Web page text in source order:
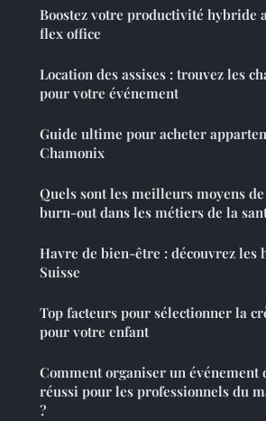
Boostez votre productivité hybride
flex office
Location des assises : trouvez les
pour votre événement
Guide ultime pour acheter
Chamonix
Quels sont les meilleurs moyens
burn-out dans les métiers de la
Havre de bien-être : découvrez les
Suisse
Top facteurs pour sélectionner la
pour votre enfant
Comment organiser un événement
réussi pour les professionnels du
?